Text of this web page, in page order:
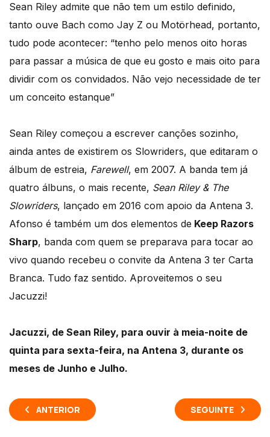
Sean Riley admite que não tem um estilo definido,
tanto ouve Bach como Jay Z ou Motörhead, portanto,
tudo pode acontecer: “tenho pelo menos oito horas
para passar a música de que eu gosto e mais oito para
dividir com os convidados. Não vejo necessidade de ter
um conceito estanque”
Sean Riley começou a escrever canções sozinho,
ainda antes de existirem os Slowriders, que editaram o
álbum de estreia, Farewell, em 2007. A banda tem já
quatro álbuns, o mais recente, Sean Riley & The
Slowriders, lançado em 2016 com apoio da Antena 3.
Afonso é também um dos elementos de Keep Razors
Sharp, banda com quem se preparava para tocar ao
vivo quando recebeu o convite da Antena 3 ter Carta
Branca. Tudo faz sentido. Aproveitemos o seu
Jacuzzi!
Jacuzzi, de Sean Riley, para ouvir à meia-noite de
quinta para sexta-feira, na Antena 3, durante os
meses de Junho e Julho.
ANTERIOR SEGUINTE